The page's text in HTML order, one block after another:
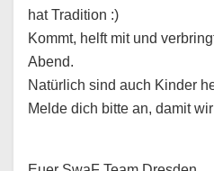
hat Tradition :)
Kommt, helft mit und
Abend.
Natürlich sind auch Kinder
Melde dich bitte an, damit